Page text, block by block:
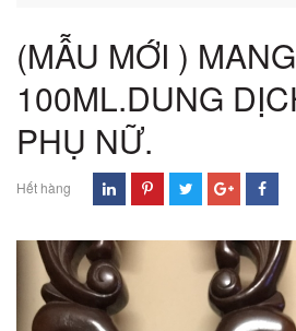
(MẪU MỚI )
100ML.DUNG
PHỤ NỮ.
Hết hàng